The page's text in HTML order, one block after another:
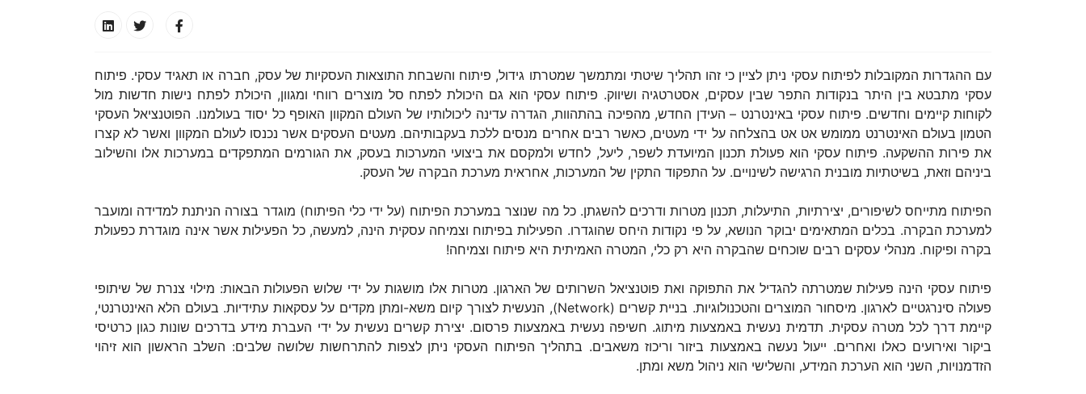
עם ההגדרות המקובלות לפיתוח עסקי ניתן לציין כי זהו תהליך שיטתי ומתמשך שמטרתו גידול, פיתוח והשבחת התוצאות העסקיות של עסק, חברה או תאגיד עסקי. פיתוח
עסקי מתבטא בין היתר בנקודות התפר שבין עסקים, אסטרטגיה ושיווק. פיתוח עסקי הוא גם היכולת לפתח סל מוצרים רווחי ומגוון, היכולת לפתח נישות חדשות מול
לקוחות קיימים וחדשים. פיתוח עסקי באינטרנט – העידן החדש, מהפיכה בהתהוות, הגדרה עדינה ליכולותיו של העולם המקוון האופף כל יסוד בעולמנו. הפוטנציאל העסקי
הטמון בעולם האינטרנט ממומש אט אט בהצלחה על ידי מעטים, כאשר רבים אחרים מנסים ללכת בעקבותיהם. מעטים העסקים אשר נכנסו לעולם המקוון ואשר לא קצרו
את פירות ההשקעה. פיתוח עסקי הוא פעולת תכנון המיועדת לשפר, ליעל, לחדש ולמקסם את ביצועי המערכות בעסק, את הגורמים המתפקדים במערכות אלו והשילוב
ביניהם וזאת, בשיטתיות מובנית הרגישה לשינויים. על התפקוד התקין של המערכות, אחראית מערכת הבקרה של העסק.
הפיתוח מתייחס לשיפורים, יצירתיות, התיעלות, תכנון מטרות ודרכים להשגתן. כל מה שנוצר במערכת הפיתוח (על ידי כלי הפיתוח) מוגדר בצורה הניתנת למדידה ומועבר
למערכת הבקרה. בכלים המתאימים יבוקר הנושא, על פי נקודות היחס שהוגדרו. הפעילות בפיתוח וצמיחה עסקית הינה, למעשה, כל הפעילות אשר אינה מוגדרת כפעולת
בקרה ופיקוח. מנהלי עסקים רבים שוכחים שהבקרה היא רק כלי, המטרה האמיתית היא פיתוח וצמיחה!
פיתוח עסקי הינה פעילות שמטרתה להגדיל את התפוקה ואת פוטנציאל השרותים של הארגון. מטרות אלו מושגות על ידי שלוש הפעולות הבאות: מילוי צנרת של שיתופי
פעולה סינרגטיים לארגון. מיסחור המוצרים והטכנולוגיות. בניית קשרים (Network), הנעשית לצורך קיום משא-ומתן מקדים על עסקאות עתידיות. בעולם הלא האינטרנטי,
קיימת דרך לכל מטרה עסקית. תדמית נעשית באמצעות מיתוג. חשיפה נעשית באמצעות פרסום. יצירת קשרים נעשית על ידי העברת מידע בדרכים שונות כגון כרטיסי
ביקור ואירועים כאלו ואחרים. ייעול נעשה באמצעות ביזור וריכוז משאבים. בתהליך הפיתוח העסקי ניתן לצפות להתרחשות שלושה שלבים: השלב הראשון הוא זיהוי
הזדמנויות, השני הוא הערכת המידע, והשלישי הוא ניהול משא ומתן.